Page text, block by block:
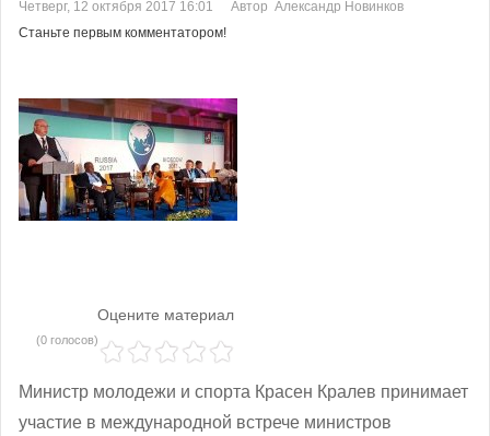
Четверг, 12 октября 2017 16:01
Автор Александр Новинков
Станьте первым комментатором!
Оцените материал
(0 голосов)
Министр молодежи и спорта Красен Кралев принимает
участие в международной встрече министров